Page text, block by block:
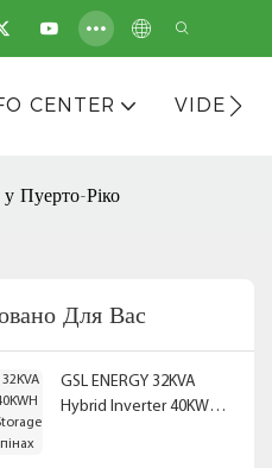
CENTER VIDEOS
Пуерто-Ріко
Для Вас
GSL ENERGY 32KVA
Hybrid Inverter 40KWH